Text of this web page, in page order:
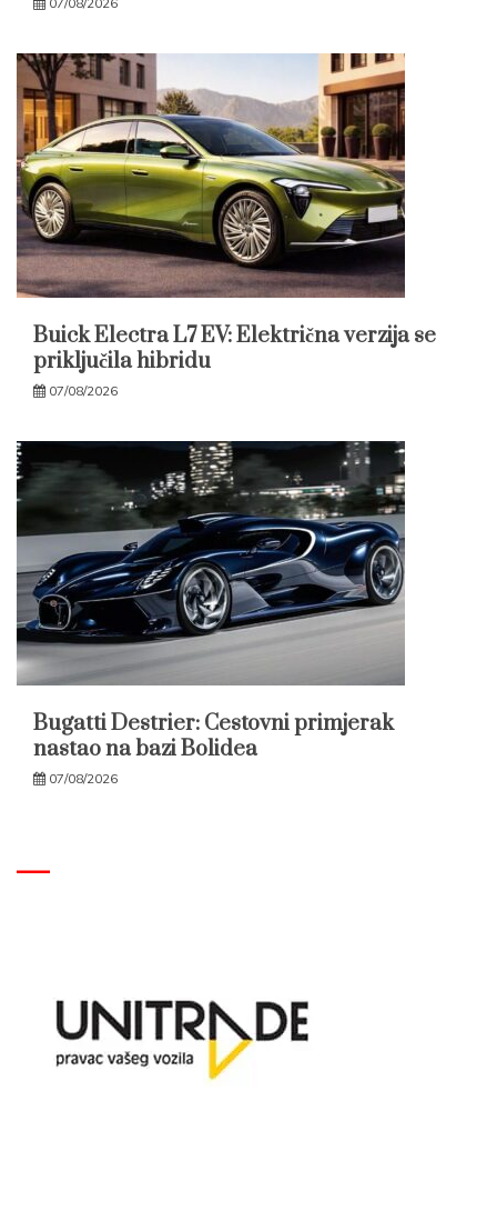
Buick Electra L7 EV: Električna verzija se
priključila hibridu
07/08/2026
Bugatti Destrier: Cestovni primjerak
nastao na bazi Bolidea
07/08/2026